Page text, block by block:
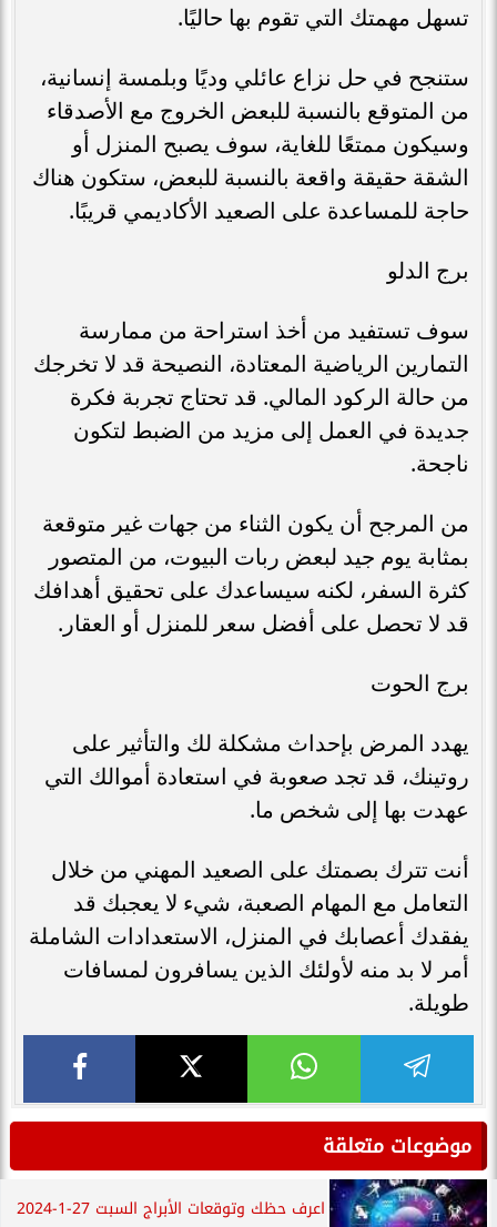
تسهل مهمتك التي تقوم بها حاليًا.
ستنجح في حل نزاع عائلي وديًا وبلمسة إنسانية،
من المتوقع بالنسبة للبعض الخروج مع الأصدقاء
وسيكون ممتعًا للغاية، سوف يصبح المنزل أو
الشقة حقيقة واقعة بالنسبة للبعض، ستكون هناك
حاجة للمساعدة على الصعيد الأكاديمي قريبًا.
برج الدلو
سوف تستفيد من أخذ استراحة من ممارسة
التمارين الرياضية المعتادة، النصيحة قد لا تخرجك
من حالة الركود المالي. قد تحتاج تجربة فكرة
جديدة في العمل إلى مزيد من الضبط لتكون
ناجحة.
من المرجح أن يكون الثناء من جهات غير متوقعة
بمثابة يوم جيد لبعض ربات البيوت، من المتصور
كثرة السفر، لكنه سيساعدك على تحقيق أهدافك
قد لا تحصل على أفضل سعر للمنزل أو العقار.
برج الحوت
يهدد المرض بإحداث مشكلة لك والتأثير على
روتينك، قد تجد صعوبة في استعادة أموالك التي
عهدت بها إلى شخص ما.
أنت تترك بصمتك على الصعيد المهني من خلال
التعامل مع المهام الصعبة، شيء لا يعجبك قد
يفقدك أعصابك في المنزل، الاستعدادات الشاملة
أمر لا بد منه لأولئك الذين يسافرون لمسافات
طويلة.
موضوعات متعلقة
اعرف حظك وتوقعات الأبراج السبت 27-1-2024